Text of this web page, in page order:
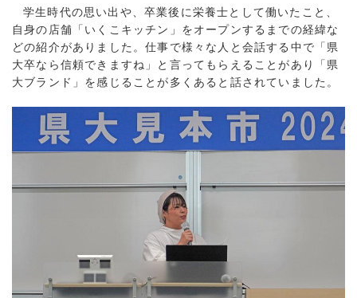
学生時代の思い出や、卒業後に栄養士として働いたこと、
自身の店舗「いくこキッチン」をオープンするまでの経緯な
どの紹介がありました。仕事で様々な人と会話する中で「県
大卒なら信頼できますね」と言ってもらえることがあり「県
大ブランド」を感じることが多くあると話されていました。